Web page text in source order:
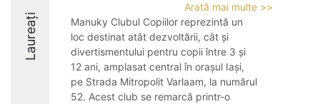
Laureați
Arată mai multe >>
Manuky Clubul Copiilor reprezintă un
loc destinat atât dezvoltării, cât și
divertismentului pentru copii între 3 și
12 ani, amplasat central în orașul Iași,
pe Strada Mitropolit Varlaam, la numărul
52. Acest club se remarcă printr-o